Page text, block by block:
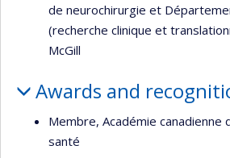
de neurochirurgie et
(recherche clinique et
McGill
Awards and
Membre, Académie canadienne
santé